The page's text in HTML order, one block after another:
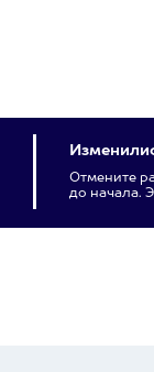
Отмените
до начала.